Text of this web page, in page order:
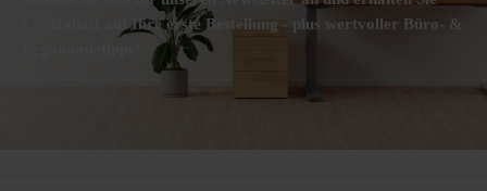
5% Rabatt auf Ihre erste Bestellung - plus wertvoller Büro- &